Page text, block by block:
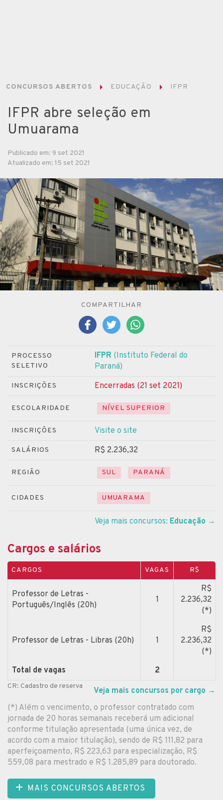
CONCURSOS ABERTOS EDUCAÇÃO IFPR
IFPR abre seleção em
Umuarama
Publicado em: 9 set 2021
Atualizado em: 15 set 2021
COMPARTILHAR
PROCESSO
SELETIVO
IFPR (Instituto Federal do
Paraná)
INSCRIÇÕES Encerradas (21 set 2021)
ESCOLARIDADE NÍVEL SUPERIOR
INSCRIÇÕES Visite o site
SALÁRIOS R$ 2.236,32
REGIÃO SUL PARANÁ
CIDADES UMUARAMA
Veja mais concursos: Educação →
Cargos e salários
CARGOS VAGAS R$
Professor de Letras -
Português/Inglês (20h)
1
R$
2.236,32
(*)
Professor de Letras - Libras (20h) 1
R$
2.236,32
(*)
Total de vagas
2
CR: Cadastro de reserva Veja mais concursos por cargo →
(*) Além o vencimento, o professor contratado com
jornada de 20 horas semanais receberá um adicional
conforme titulação apresentada (uma única vez, de
acordo com a maior titulação), sendo de R$ 111,82 para
aperfeiçoamento, R$ 223,63 para especialização, R$
559,08 para mestrado e R$ 1.285,89 para doutorado.
MAIS CONCURSOS ABERTOS